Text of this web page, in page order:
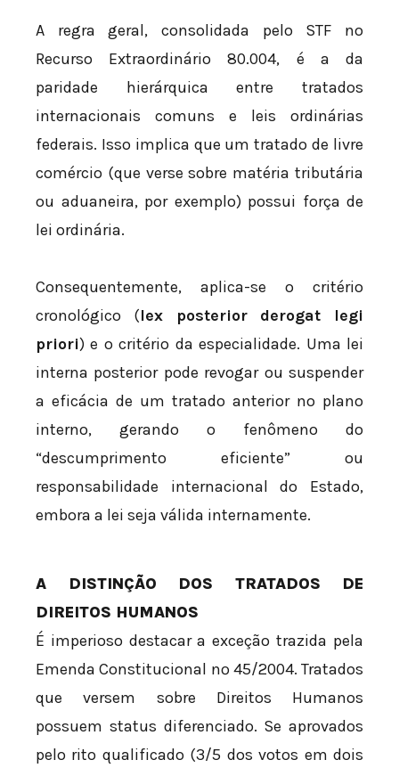
A regra geral, consolidada pelo STF no
Recurso Extraordinário 80.004, é a da
paridade hierárquica entre tratados
internacionais comuns e leis ordinárias
federais. Isso implica que um tratado de livre
comércio (que verse sobre matéria tributária
ou aduaneira, por exemplo) possui força de
lei ordinária.
Consequentemente, aplica-se o critério
cronológico (lex posterior derogat legi
priori) e o critério da especialidade. Uma lei
interna posterior pode revogar ou suspender
a eficácia de um tratado anterior no plano
interno, gerando o fenômeno do
“descumprimento eficiente” ou
responsabilidade internacional do Estado,
embora a lei seja válida internamente.
A DISTINÇÃO DOS TRATADOS DE
DIREITOS HUMANOS
É imperioso destacar a exceção trazida pela
Emenda Constitucional nº 45/2004. Tratados
que versem sobre Direitos Humanos
possuem status diferenciado. Se aprovados
pelo rito qualificado (3/5 dos votos em dois